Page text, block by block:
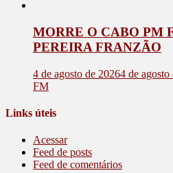
MORRE O CABO PM
PEREIRA FRANZÃO
4 de agosto de 20264 de agosto
FM
Links úteis
Acessar
Feed de posts
Feed de comentários